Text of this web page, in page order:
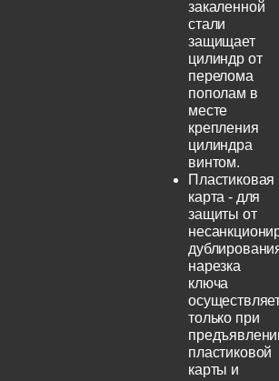
закаленной
стали
защищает
цилиндр от
перелома
пополам в
месте
крепления
цилиндра
винтом.
Пластиковая
карта - для
защиты от
нарезка
ключа
только при
пластиковой
карты и